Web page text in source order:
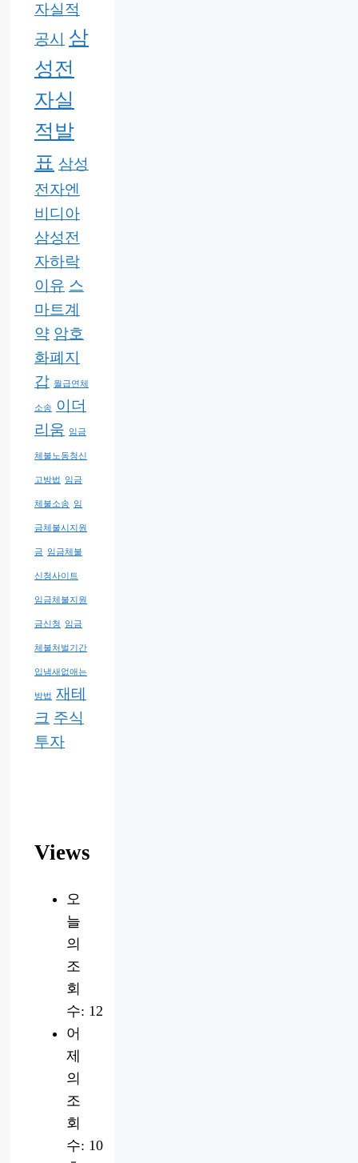
자실적
공시
삼
성전
자실
적발
표 삼성
전자엔
비디아
삼성전
자하락
이유 스
마트계
약 암호
화폐지
갑 월급연체
소송
이더
리움
임금
체불노동청신
고방법 임금
체불소송 임
금체불시지원
금 임금체불
신청사이트
임금체불지원
금신청 임금
체불처벌기간
입냄새없애는
방법 재테
크 주식
투자
Views
오
늘
의
조
회
수: 12
어
제
의
조
회
수: 10